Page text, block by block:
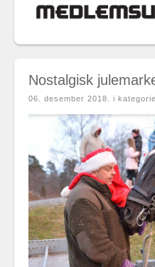
Nostalgisk
06. desember 2018. i